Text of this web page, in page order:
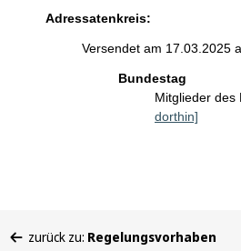
Adressatenkreis:
Versendet am 17.03.2025
Bundestag
Mitglieder des
dorthin]
zurück zu: Regelungsvorhaben